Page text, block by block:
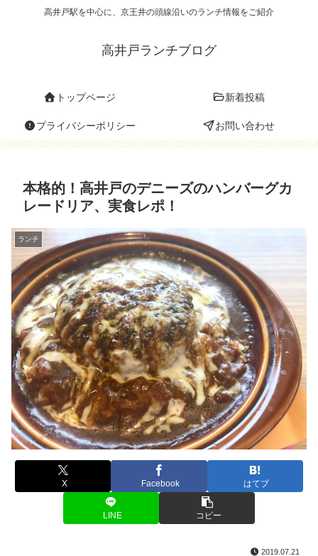
高井戸駅を中心に、京王井の頭線沿いのランチ情報をご紹介
高井戸ランチブログ
トップページ 新着投稿
プライバシーポリシー お問い合わせ
本格的！高井戸のデニーズのハンバーグカ
レードリア、実食レポ！
ランチ
X Facebook はてブ
LINE コピー
2019.07.21